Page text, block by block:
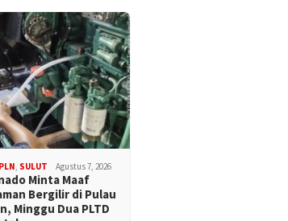
PLN SULUT Agustus 7, 2026
Minta Maaf
Bergilir di Pulau
Minggu Dua PLTD